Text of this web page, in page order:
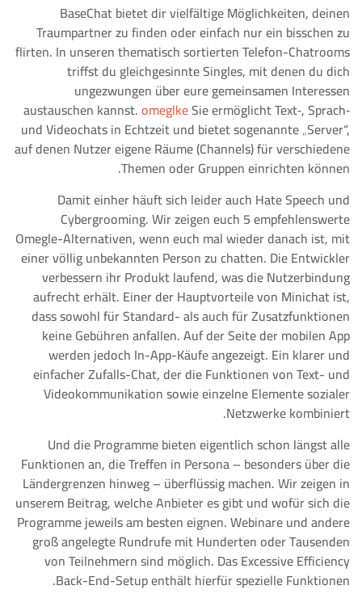
BaseChat bietet dir vielfältige Möglichkeiten, deinen
Traumpartner zu finden oder einfach nur ein bisschen zu
flirten. In unseren thematisch sortierten Telefon-Chatrooms
triffst du gleichgesinnte Singles, mit denen du dich
ungezwungen über eure gemeinsamen Interessen
austauschen kannst.omeglkeSie ermöglicht Text‑, Sprach‑
und Videochats in Echtzeit und bietet sogenannte „Server“,
auf denen Nutzer eigene Räume (Channels) für verschiedene
Themen oder Gruppen einrichten können.
Damit einher häuft sich leider auch Hate Speech und
Cybergrooming. Wir zeigen euch 5 empfehlenswerte
Omegle-Alternativen, wenn euch mal wieder danach ist, mit
einer völlig unbekannten Person zu chatten. Die Entwickler
verbessern ihr Produkt laufend, was die Nutzerbindung
aufrecht erhält. Einer der Hauptvorteile von Minichat ist,
dass sowohl für Standard- als auch für Zusatzfunktionen
keine Gebühren anfallen. Auf der Seite der mobilen App
werden jedoch In-App-Käufe angezeigt. Ein klarer und
einfacher Zufalls-Chat, der die Funktionen von Text- und
Videokommunikation sowie einzelne Elemente sozialer
Netzwerke kombiniert.
Und die Programme bieten eigentlich schon längst alle
Funktionen an, die Treffen in Persona – besonders über die
Ländergrenzen hinweg – überflüssig machen. Wir zeigen in
unserem Beitrag, welche Anbieter es gibt und wofür sich die
Programme jeweils am besten eignen. Webinare und andere
groß angelegte Rundrufe mit Hunderten oder Tausenden
von Teilnehmern sind möglich. Das Excessive Efficiency
Back-End-Setup enthält hierfür spezielle Funktionen.